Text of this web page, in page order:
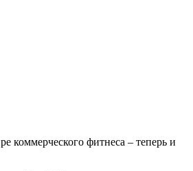
коммерческого фитнеса – теперь и